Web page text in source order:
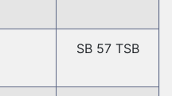
SB 57 TSB